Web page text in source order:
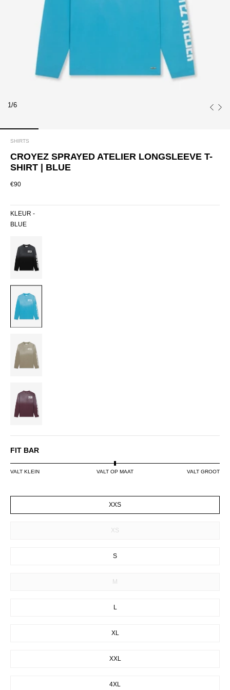
1/6
SHIRTS
CROYEZ SPRAYED ATELIER LONGSLEEVE T-
SHIRT | BLUE
€90
KLEUR -
BLUE
BLACK
BLUE
DUSTY
OLIVE
BURGUNDY
FIT BAR
VALT KLEIN VALT OP MAAT VALT GROOT
SIZE
XXS
XS
S
M
L
XL
XXL
4XL